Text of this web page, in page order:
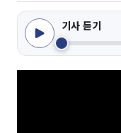
기사 듣기